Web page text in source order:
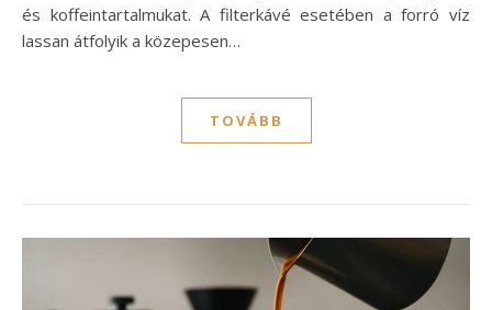
és koffeintartalmukat. A filterkávé esetében a forró víz
lassan átfolyik a közepesen…
TOVÁBB